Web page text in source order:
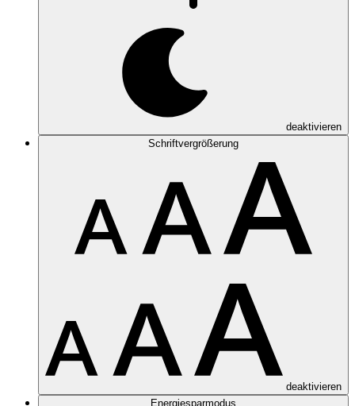
deaktivieren
Schriftvergrößerung
deaktivieren
Energiesparmodus